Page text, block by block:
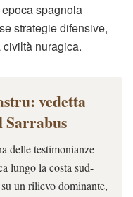
spagnola
strategie difensive,
nuragica.
vedetta
Sarrabus
delle testimonianze
lungo la costa sud-
un rilievo dominante,